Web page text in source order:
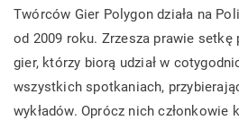
Twórców Gier Polygon działa na
od 2009 roku. Zrzesza prawie
gier, którzy biorą udział w
wszystkich spotkaniach,
wykładów. Oprócz nich członkowie